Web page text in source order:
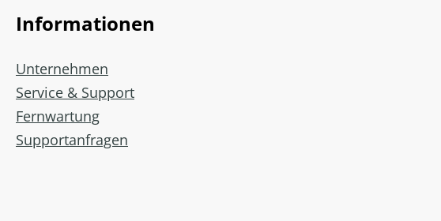
Informationen
Unternehmen
Service & Support
Fernwartung
Supportanfragen